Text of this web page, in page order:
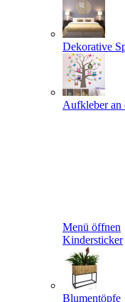
Dekorative
Aufkleber an
Menü öffnen
Kindersticker
Blumentöpfe